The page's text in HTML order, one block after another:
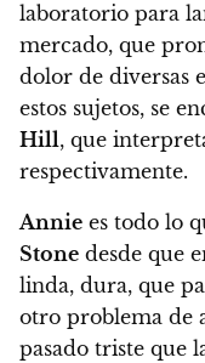
laboratorio para
mercado, que
dolor de diversas
estos sujetos, se
Hill, que
respectivamente.
Annie es todo lo
Stone desde que
linda, dura, que
otro problema de
pasado triste que